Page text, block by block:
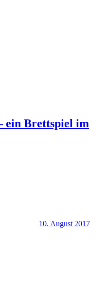
ein Brettspiel im
10. August 2017